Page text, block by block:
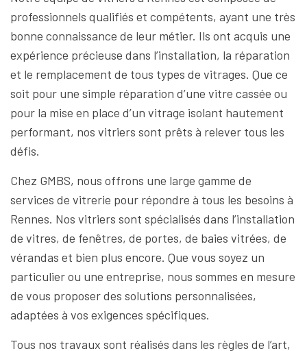
professionnels qualifiés et compétents, ayant une très
bonne connaissance de leur métier. Ils ont acquis une
expérience précieuse dans l’installation, la réparation
et le remplacement de tous types de vitrages. Que ce
soit pour une simple réparation d’une vitre cassée ou
pour la mise en place d’un vitrage isolant hautement
performant, nos vitriers sont prêts à relever tous les
défis.
Chez GMBS, nous offrons une large gamme de
services de vitrerie pour répondre à tous les besoins à
Rennes. Nos vitriers sont spécialisés dans l’installation
de vitres, de fenêtres, de portes, de baies vitrées, de
vérandas et bien plus encore. Que vous soyez un
particulier ou une entreprise, nous sommes en mesure
de vous proposer des solutions personnalisées,
adaptées à vos exigences spécifiques.
Tous nos travaux sont réalisés dans les règles de l’art,